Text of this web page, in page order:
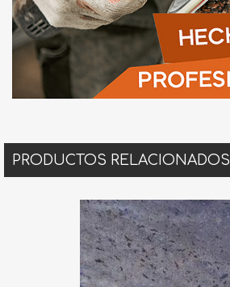
PRODUCTOS RELACIONADOS